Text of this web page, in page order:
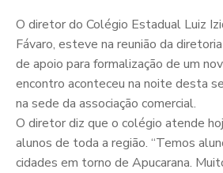
O diretor do Colégio Estadual Luiz
Fávaro, esteve na reunião da
de apoio para formalização de um
encontro aconteceu na noite desta
na sede da associação comercial.
O diretor diz que o colégio atende
alunos de toda a região. “Temos
cidades em torno de Apucarana.